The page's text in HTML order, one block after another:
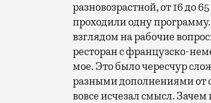
разновозрастной, от 16 до
проходили одну
взглядом на рабочие
ресторан с французско-
мое. Это было чересчур
разными дополнениями от
вовсе исчезал смысл.